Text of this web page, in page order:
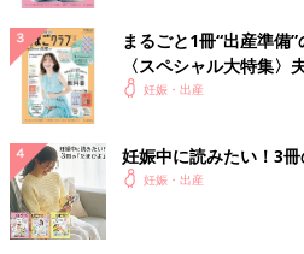
サラサラしている、粘りけがある、
てくる、どんどん量が増えている
など、産院に連絡する際に伝えられ
た、おなかの痛みや張りを伴うかど
ント。
出血の回数や頻度
回数や頻度は心配な出血がどうかを
まるごと1冊“出産準備
〈スペシャル大特集
妊娠・出産
妊娠中に読みたい！3冊
妊娠・出産